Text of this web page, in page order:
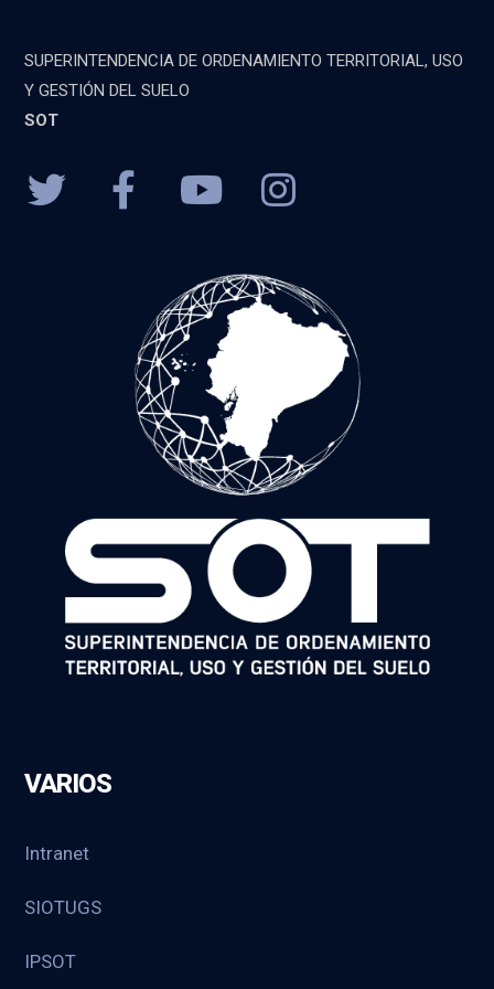
SUPERINTENDENCIA DE ORDENAMIENTO TERRITORIAL, USO
Y GESTIÓN DEL SUELO
SOT
VARIOS
Intranet
SIOTUGS
IPSOT